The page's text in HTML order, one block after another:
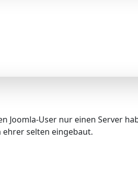
Joomla-User nur einen Server
selten eingebaut.